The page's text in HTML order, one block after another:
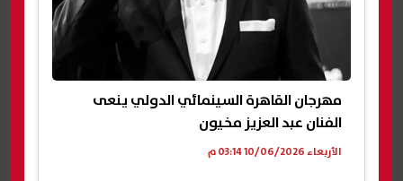
مهرجان القاهرة السينمائي الدولي ينعى
الفنان عبد العزيز مخيون
الأربعاء 10/06/2026 03:14 م